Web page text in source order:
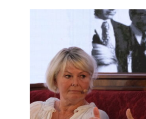
Read
article
"Møt
på
Arendalsuka
2026"